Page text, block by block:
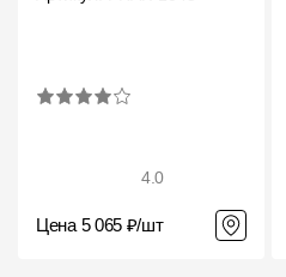
4.0
Цена 5 065 ₽/шт